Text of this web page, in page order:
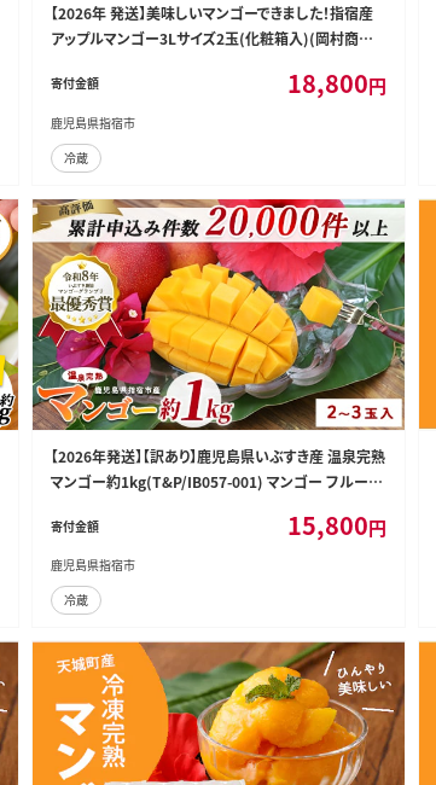
【2026年 発送】美味しいマンゴーできました！指宿産
アップルマンゴー3Lサイズ2玉(化粧箱入)(岡村商店/I
すき 鹿児島 完熟 お供え 御供 ギフト 贈り物 プレゼン
ト グルメ 予約 先行予約 南国 南国フルーツ 果実 マン
ゴー 太陽 国産 鹿児島県産 果汁 アップルマンゴー
寄付金額 18,800円
鹿児島県指宿市
冷蔵
【2026年発送】【訳あり】鹿児島県いぶすき産 温泉完熟
マンゴー約1kg(T&P/IB057-001) マンゴー フルーツ
国フルーツ 果実 マンゴー 太陽 国産 鹿児島県産
寄付金額 15,800円
鹿児島県指宿市
冷蔵